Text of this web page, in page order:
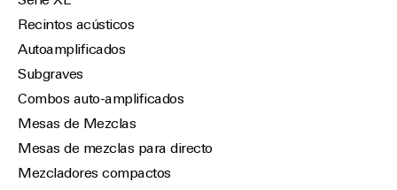
Recintos acústicos
Autoamplificados
Subgraves
Combos auto-amplificados
Mesas de Mezclas
Mesas de mezclas para directo
Mezcladores compactos